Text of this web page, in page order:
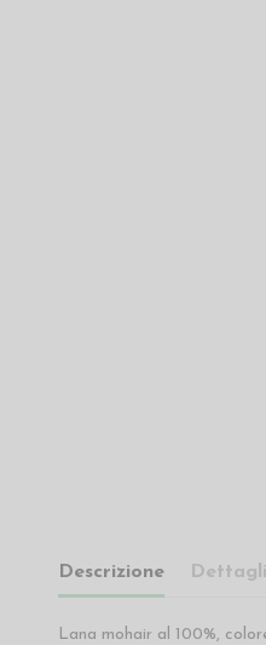
Descrizione
Lana mohair al 100%,